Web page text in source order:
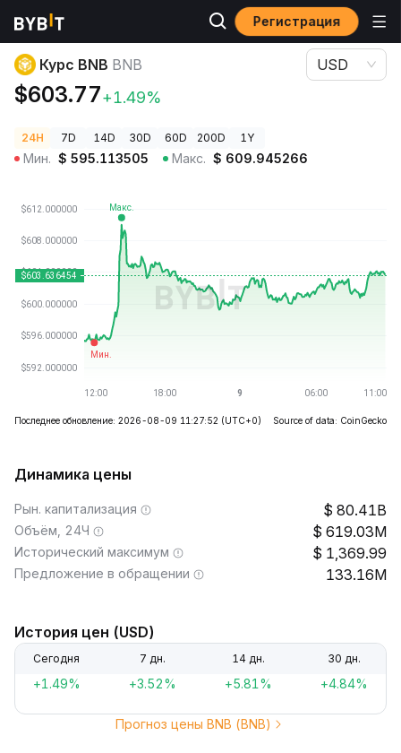
Регистрация
Цены криптовалют
Курс BNB BNB
$603.77+1.49%
USD
24H 7D 14D 30D 60D 200D 1Y
Мин. $ 595.113505 Макс. $ 609.945266
Последнее обновление: 2026-08-09 11:27:52 (UTC+0) Source of data: CoinGecko
Динамика цены
Рын. капитализация 80.41B
Объём, 24Ч 619.03M
Исторический максимум 1,369.99
Предложение в обращении 133.16M
История цен (USD)
Сегодня 7 дн. 14 дн. 30 дн.
+1.49% +3.52% +5.81% +4.84%
Прогноз цены BNB (BNB)